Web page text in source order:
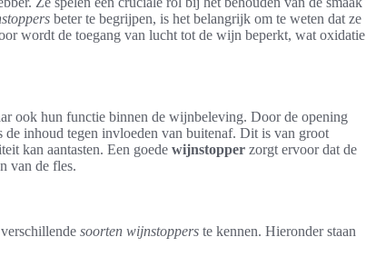
beter te begrijpen, is het belangrijk om te weten dat ze
wordt de toegang van lucht tot de wijn beperkt, wat oxidatie
ook hun functie binnen de wijnbeleving. Door de opening
inhoud tegen invloeden van buitenaf. Dit is van groot
kan aantasten. Een goede wijnstopper zorgt ervoor dat de
van de fles.
soorten wijnstoppers te kennen. Hieronder staan